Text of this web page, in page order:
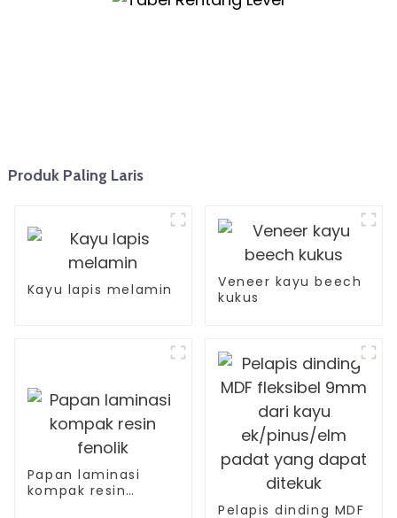
Produk Paling Laris
Kayu lapis melamin
Veneer kayu beech
kukus
Papan laminasi
kompak resin
Pelapis dinding MDF